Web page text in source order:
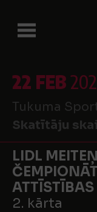
22 FEB
Tukuma
Skatītāju
LIDL
2. kārta